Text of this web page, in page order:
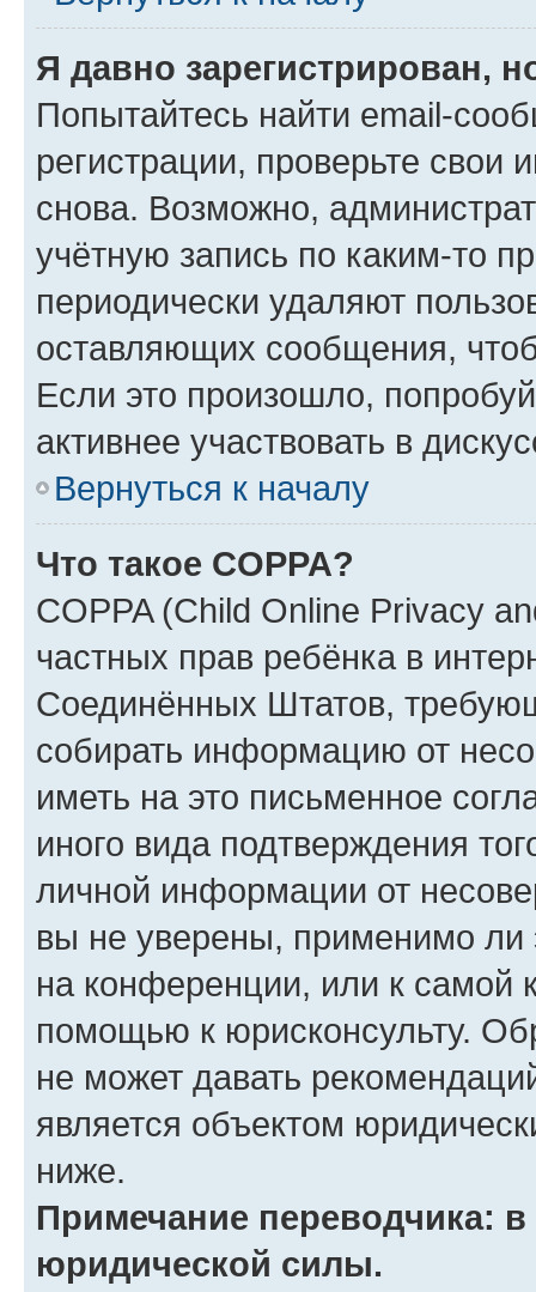
Я давно зарегистрирован,
Попытайтесь найти email-
регистрации, проверьте свои
снова. Возможно,
учётную запись по каким-то
периодически удаляют
оставляющих сообщения,
Если это произошло,
активнее участвовать в
Вернуться к началу
Что такое COPPA?
COPPA (Child Online Privacy
частных прав ребёнка в
Соединённых Штатов,
собирать информацию от
иметь на это письменное
иного вида подтверждения
личной информации от
вы не уверены, применимо ли
на конференции, или к самой
помощью к юрисконсульту.
не может давать
является объектом
ниже.
Примечание переводчика:
юридической силы.